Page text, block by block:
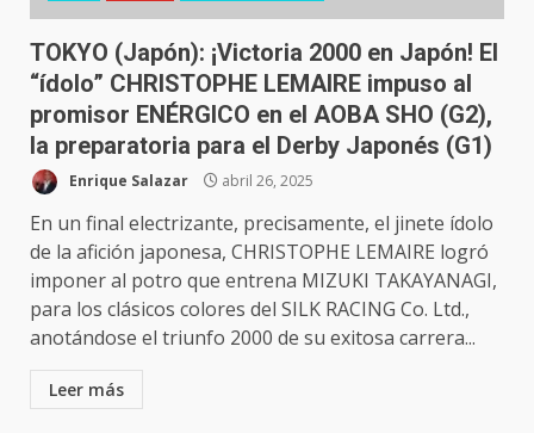
TOKYO (Japón): ¡Victoria 2000 en Japón! El
“ídolo” CHRISTOPHE LEMAIRE impuso al
promisor ENÉRGICO en el AOBA SHO (G2),
la preparatoria para el Derby Japonés (G1)
Enrique Salazar abril 26, 2025
En un final electrizante, precisamente, el jinete ídolo
de la afición japonesa, CHRISTOPHE LEMAIRE logró
imponer al potro que entrena MIZUKI TAKAYANAGI,
para los clásicos colores del SILK RACING Co. Ltd.,
anotándose el triunfo 2000 de su exitosa carrera...
Leer más